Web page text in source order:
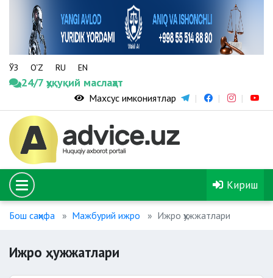
ЎЗ O‘Z RU EN
24/7 ҳуқуқий маслаҳат
Махсус имкониятлар
Кириш
Бош саҳифа Мажбурий ижро Ижро ҳужжатлари
Ижро ҳужжатлари